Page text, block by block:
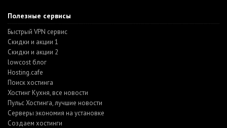
Полезные сервисы
Быстрый VPN сервис
Скидки и акции 1
Скидки и акции 2
lowcost блог
Hosting.cafe
Поиск хостинга
Хостинг Кухня, все новости
Пульс Хостинга, лучшие новости
Серверы экономия на установке
Создаем хостинги